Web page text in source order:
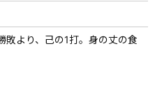
より、己の1打。身の丈の食